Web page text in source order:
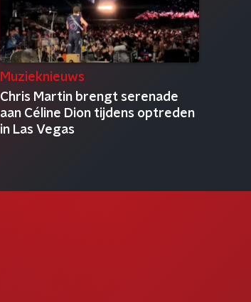
Muzieknieuws
Chris Martin brengt serenade
aan Céline Dion tijdens optreden
in Las Vegas